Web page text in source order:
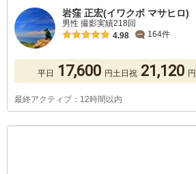
岩窪 正宏(イワクボ マサヒロ)
男性 撮影実績218回
4.98
164件
平日 17,600 円土日祝 21,120 円
最終アクティブ：12時間以内